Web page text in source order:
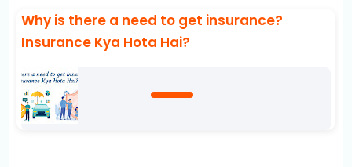
Why is there a need to get insurance?
Insurance Kya Hota Hai?